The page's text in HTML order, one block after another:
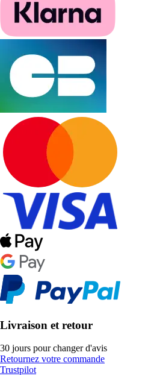
Livraison et retour
30 jours pour changer d'avis
Retournez votre commande
Trustpilot